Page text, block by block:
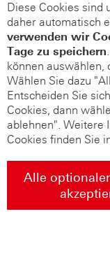
Diese Cookies sind
daher automatisch
verwenden wir
Tage zu speichern
können auswählen,
Wählen Sie dazu
Entscheiden Sie
Cookies, dann
ablehnen". Weitere
Cookies finden Sie
Alle